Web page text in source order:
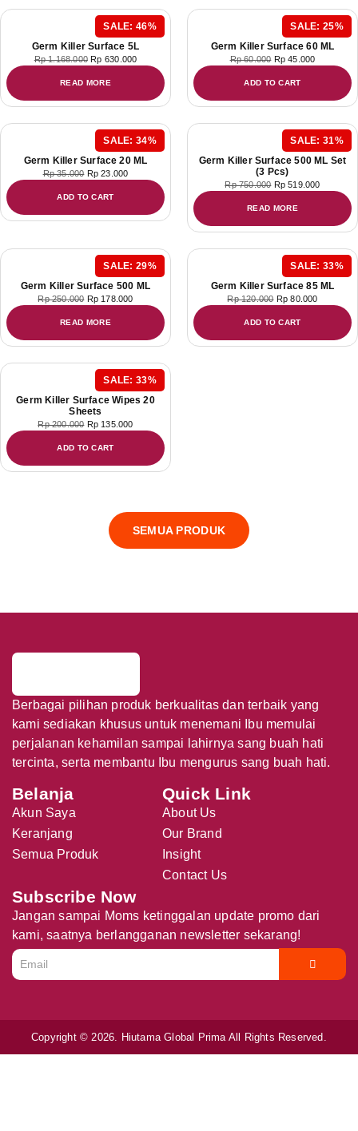
SALE: 46%
Germ Killer Surface 5L
Rp1.168.000 Rp 630.000
READ MORE
SALE: 25%
Germ Killer Surface 60 ML
Rp60.000 Rp 45.000
ADD TO CART
SALE: 34%
Germ Killer Surface 20 ML
Rp35.000 Rp 23.000
ADD TO CART
SALE: 31%
Germ Killer Surface 500 ML Set
(3 Pcs)
Rp750.000 Rp 519.000
READ MORE
SALE: 29%
Germ Killer Surface 500 ML
Rp250.000 Rp 178.000
READ MORE
SALE: 33%
Germ Killer Surface 85 ML
Rp120.000 Rp 80.000
ADD TO CART
SALE: 33%
Germ Killer Surface Wipes 20
Sheets
Rp200.000 Rp 135.000
ADD TO CART
SEMUA PRODUK
Berbagai pilihan produk berkualitas dan terbaik yang
kami sediakan khusus untuk menemani Ibu memulai
perjalanan kehamilan sampai lahirnya sang buah hati
tercinta, serta membantu Ibu mengurus sang buah hati.
Belanja
Akun Saya
Keranjang
Semua Produk
Quick Link
About Us
Our Brand
Insight
Contact Us
Subscribe Now
Jangan sampai Moms ketinggalan update promo dari
kami, saatnya berlangganan newsletter sekarang!
Copyright © 2026. Hiutama Global Prima All Rights Reserved.